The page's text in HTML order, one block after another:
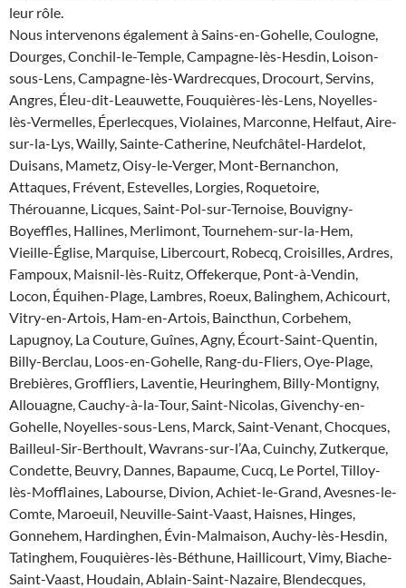
leur rôle.
Nous intervenons également à Sains-en-Gohelle, Coulogne,
Dourges, Conchil-le-Temple, Campagne-lès-Hesdin, Loison-
sous-Lens, Campagne-lès-Wardrecques, Drocourt, Servins,
Angres, Éleu-dit-Leauwette, Fouquières-lès-Lens, Noyelles-
lès-Vermelles, Éperlecques, Violaines, Marconne, Helfaut, Aire-
sur-la-Lys, Wailly, Sainte-Catherine, Neufchâtel-Hardelot,
Duisans, Mametz, Oisy-le-Verger, Mont-Bernanchon,
Attaques, Frévent, Estevelles, Lorgies, Roquetoire,
Thérouanne, Licques, Saint-Pol-sur-Ternoise, Bouvigny-
Boyeffles, Hallines, Merlimont, Tournehem-sur-la-Hem,
Vieille-Église, Marquise, Libercourt, Robecq, Croisilles, Ardres,
Fampoux, Maisnil-lès-Ruitz, Offekerque, Pont-à-Vendin,
Locon, Équihen-Plage, Lambres, Roeux, Balinghem, Achicourt,
Vitry-en-Artois, Ham-en-Artois, Baincthun, Corbehem,
Lapugnoy, La Couture, Guînes, Agny, Écourt-Saint-Quentin,
Billy-Berclau, Loos-en-Gohelle, Rang-du-Fliers, Oye-Plage,
Brebières, Groffliers, Laventie, Heuringhem, Billy-Montigny,
Allouagne, Cauchy-à-la-Tour, Saint-Nicolas, Givenchy-en-
Gohelle, Noyelles-sous-Lens, Marck, Saint-Venant, Chocques,
Bailleul-Sir-Berthoult, Wavrans-sur-l’Aa, Cuinchy, Zutkerque,
Condette, Beuvry, Dannes, Bapaume, Cucq, Le Portel, Tilloy-
lès-Mofflaines, Labourse, Divion, Achiet-le-Grand, Avesnes-le-
Comte, Maroeuil, Neuville-Saint-Vaast, Haisnes, Hinges,
Gonnehem, Hardinghen, Évin-Malmaison, Auchy-lès-Hesdin,
Tatinghem, Fouquières-lès-Béthune, Haillicourt, Vimy, Biache-
Saint-Vaast, Houdain, Ablain-Saint-Nazaire, Blendecques,